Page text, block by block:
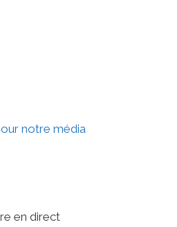
notre média
en direct